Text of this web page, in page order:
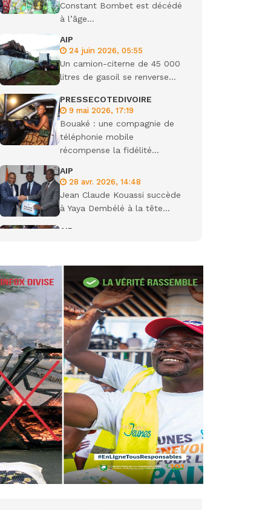
Constant Bombet est décédé
à l’âge...
AIP
24 juin 2026, 05:55
Un camion-citerne de 45 000
litres de gasoil se renverse...
PRESSECOTEDIVOIRE
9 mai 2026, 17:19
Bouaké : une compagnie de
téléphonie mobile
récompense la fidélité...
AIP
28 avr. 2026, 14:48
Jean Claude Kouassi succède
à Yaya Dembélé à la tête...
AIP
Sadio Camara tué lors
d’attaques...
AIP
22 avr. 2026, 16:41
Des bureaux ravagés dans un
incendie survenu à la mairie...
AIP
10 avr. 2026, 09:48
Nommé Médiateur de la
République, Gaoussou Touré
prend officiellement fonction
AIP
13 mars 2026, 10:43
Nécrologie : décès de
Guillaume Houphouët-Boigny,
fils du Père fondateur...